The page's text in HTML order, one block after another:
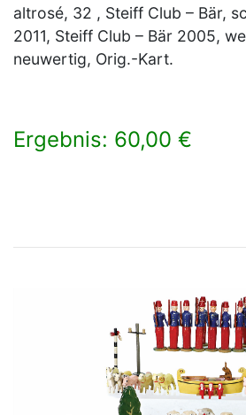
altrosé, 32 , Steiff Club – Bär,
2011, Steiff Club – Bär 2005,
neuwertig, Orig.-Kart.
Ergebnis: 60,00 €